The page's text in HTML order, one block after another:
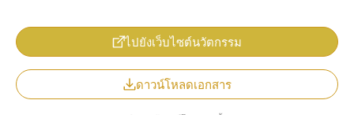
ไปยังเว็บไซต์นวัตกรรม
ดาวน์โหลดเอกสาร